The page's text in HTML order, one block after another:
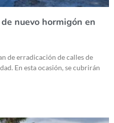
nuevo hormigón en
de erradicación de calles de
En esta ocasión, se cubrirán